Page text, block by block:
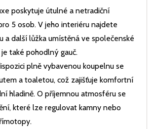
poskytuje útulné a netradiční
5 osob. V jeho interiéru najdete
a další lůžka umístěná ve společenské
také pohodlný gauč.
plně vybavenou koupelnu se
a toaletou, což zajišťuje komfortní
hladině. O příjemnou atmosféru se
které lze regulovat kamny nebo